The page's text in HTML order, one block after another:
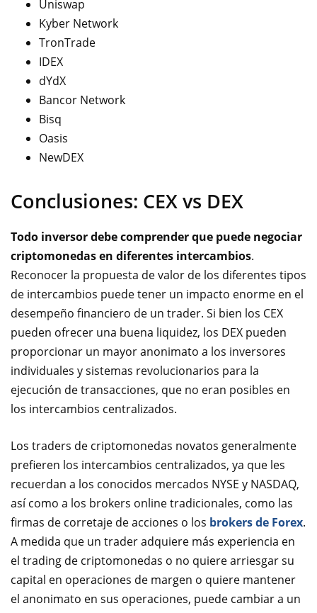
Uniswap
Kyber Network
TronTrade
IDEX
dYdX
Bancor Network
Bisq
Oasis
NewDEX
Conclusiones: CEX vs DEX
Todo inversor debe comprender que puede negociar
criptomonedas en diferentes intercambios.
Reconocer la propuesta de valor de los diferentes tipos
de intercambios puede tener un impacto enorme en el
desempeño financiero de un trader. Si bien los CEX
pueden ofrecer una buena liquidez, los DEX pueden
proporcionar un mayor anonimato a los inversores
individuales y sistemas revolucionarios para la
ejecución de transacciones, que no eran posibles en
los intercambios centralizados.
Los traders de criptomonedas novatos generalmente
prefieren los intercambios centralizados, ya que les
recuerdan a los conocidos mercados NYSE y NASDAQ,
así como a los brokers online tradicionales, como las
firmas de corretaje de acciones o los brokers de Forex.
A medida que un trader adquiere más experiencia en
el trading de criptomonedas o no quiere arriesgar su
capital en operaciones de margen o quiere mantener
el anonimato en sus operaciones, puede cambiar a un